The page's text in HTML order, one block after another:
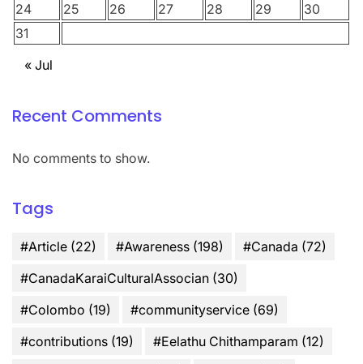
24
25 26 27 28 29
30
31
« Jul
Recent Comments
No comments to show.
Tags
#Article (22) #Awareness (198) #Canada (72)
#CanadaKaraiCulturalAssocian (30)
#Colombo (19) #communityservice (69)
#contributions (19) #Eelathu Chithamparam (12)